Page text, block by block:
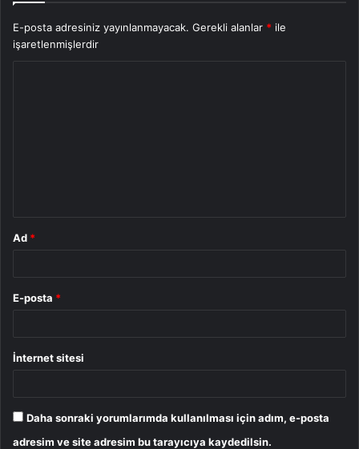
E-posta adresiniz yayınlanmayacak. Gerekli alanlar * ile
işaretlenmişlerdir
Ad *
E-posta *
İnternet sitesi
Daha sonraki yorumlarımda kullanılması için adım, e-posta
adresim ve site adresim bu tarayıcıya kaydedilsin.